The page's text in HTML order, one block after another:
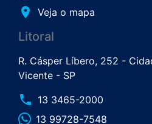
place Veja o mapa
Litoral
R. Cásper Líbero, 252 -
Vicente - SP
phone 13 3465-2000
13 99728-7548